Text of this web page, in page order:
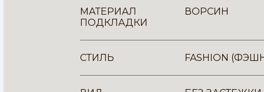
МАТЕРИАЛ
ПОДКЛАДКИ
ВОРСИН
СТИЛЬ FASHION